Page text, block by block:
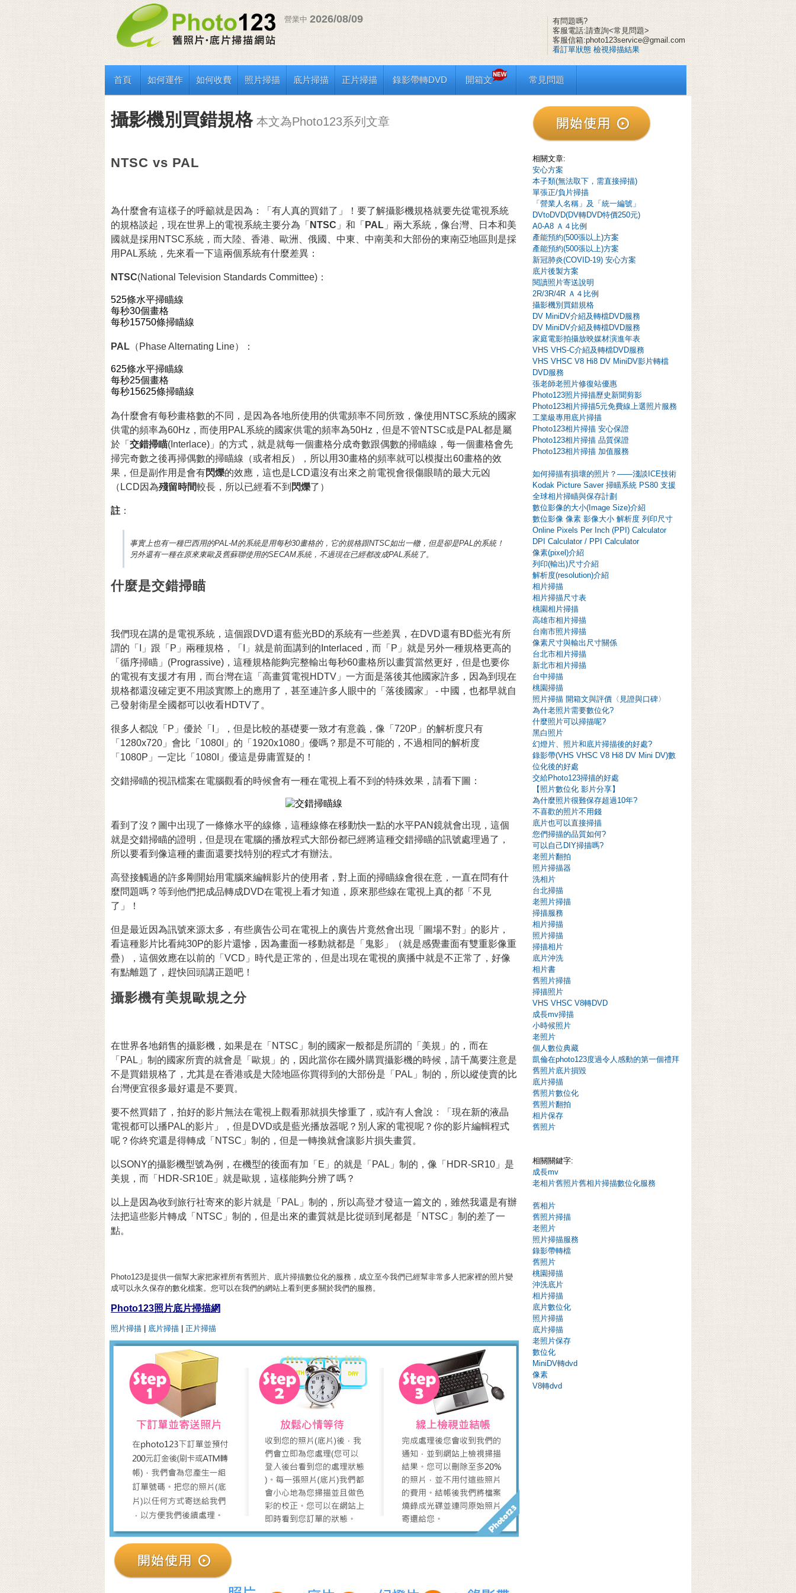
營業中 2026/08/09
有問題嗎?
客服電話:請查詢<常見問題>
客服信箱:photo123service@gmail.com
看訂單狀態 檢視掃描結果
首頁 如何運作 如何收費 照片掃描 底片掃描 正片掃描 錄影帶轉DVD 開箱文 常見問題
攝影機別買錯規格 本文為Photo123系列文章
NTSC vs PAL
為什麼會有這樣子的呼籲就是因為：「有人真的買錯了」！要了解攝影機規格就要先從電視系統
的規格談起，現在世界上的電視系統主要分為「 NTSC 」和「 PAL 」兩大系統，像台灣、日本和美
國就是採用NTSC系統，而大陸、香港、歐洲、俄國、中東、中南美和大部份的東南亞地區則是採
用PAL系統，先來看一下這兩個系統有什麼差異：
NTSC(National Television Standards Committee)：
525條水平掃瞄線
每秒30個畫格
每秒15750條掃瞄線
PAL （Phase Alternating Line）：
625條水平掃瞄線
每秒25個畫格
每秒15625條掃瞄線
為什麼會有每秒畫格數的不同，是因為各地所使用的供電頻率不同所致，像使用NTSC系統的國家
供電的頻率為60Hz，而使用PAL系統的國家供電的頻率為50Hz，但是不管NTSC或是PAL都是屬
於「 交錯掃瞄(Interlace)」的方式，就是就每一個畫格分成奇數跟偶數的掃瞄線，每一個畫格會先
掃完奇數之後再掃偶數的掃瞄線（或者相反），所以用30畫格的頻率就可以模擬出60畫格的效
果，但是副作用是會有閃爍的效應，這也是LCD還沒有出來之前電視會很傷眼睛的最大元凶
（LCD因為殘留時間較長，所以已經看不到 閃爍了）
註 ：
事實上也有一種巴西用的PAL-M的系統是用每秒30畫格的，它的規格跟NTSC如出一轍，但是卻是PAL的系統！
另外還有一種在原來東歐及舊蘇聯使用的SECAM系統，不過現在已經都改成PAL系統了。
什麼是交錯掃瞄
我們現在講的是電視系統，這個跟DVD還有藍光BD的系統有一些差異，在DVD還有BD藍光有所
謂的「I」跟「P」兩種規格，「I」就是前面講到的Interlaced，而「P」就是另外一種規格更高的
「循序掃瞄」(Prograssive)，這種規格能夠完整輸出每秒60畫格所以畫質當然更好，但是也要你
的電視有支援才有用，而台灣在這「高畫質電視HDTV」一方面是落後其他國家許多，因為到現在
規格都還沒確定更不用談實際上的應用了，甚至連許多人眼中的「落後國家」 - 中國，也都早就自
己發射衛星全國都可以收看HDTV了。
很多人都說「P」優於「I」，但是比較的基礎要一致才有意義，像「720P」的解析度只有
「1280x720」會比「1080I」的「1920x1080」優嗎？那是不可能的，不過相同的解析度
「1080P」一定比「1080I」優這是毋庸置疑的！
交錯掃瞄的視訊檔案在電腦觀看的時候會有一種在電視上看不到的特殊效果，請看下圖：
看到了沒？圖中出現了一條條水平的線條，這種線條在移動快一點的水平PAN鏡就會出現，這個
就是交錯掃瞄的證明，但是現在電腦的播放程式大部份都已經將這種交錯掃瞄的訊號處理過了，
所以要看到像這種的畫面還要找特別的程式才有辦法。
高登接觸過的許多剛開始用電腦來編輯影片的使用者，對上面的掃瞄線會很在意，一直在問有什
麼問題嗎？等到他們把成品轉成DVD在電視上看才知道，原來那些線在電視上真的都「不見
了」！
但是最近因為訊號來源太多，有些廣告公司在電視上的廣告片竟然會出現「圖場不對」的影片，
看這種影片比看純30P的影片還慘，因為畫面一移動就都是「鬼影」（就是感覺畫面有雙重影像重
疊），這個效應在以前的「VCD」時代是正常的，但是出現在電視的廣播中就是不正常了，好像
有點離題了，趕快回頭講正題吧！
攝影機有美規歐規之分
在世界各地銷售的攝影機，如果是在「NTSC」制的國家一般都是所謂的「美規」的，而在
「PAL」制的國家所賣的就會是「歐規」的，因此當你在國外購買攝影機的時候，請千萬要注意是
不是買錯規格了，尤其是在香港或是大陸地區你買得到的大部份是「PAL」制的，所以縱使賣的比
台灣便宜很多最好還是不要買。
要不然買錯了，拍好的影片無法在電視上觀看那就損失慘重了，或許有人會說：「現在新的液晶
電視都可以播PAL的影片」，但是DVD或是藍光播放器呢？別人家的電視呢？你的影片編輯程式
呢？你終究還是得轉成「NTSC」制的，但是一轉換就會讓影片損失畫質。
以SONY的攝影機型號為例，在機型的後面有加「E」的就是「PAL」制的，像「HDR-SR10」是
美規，而「HDR-SR10E」就是歐規，這樣能夠分辨了嗎？
以上是因為收到旅行社寄來的影片就是「PAL」制的，所以高登才發這一篇文的，雖然我還是有辦
法把這些影片轉成「NTSC」制的，但是出來的畫質就是比從頭到尾都是「NTSC」制的差了一
點。
Photo123是提供一個幫大家把家裡所有舊照片、底片掃描數位化的服務，成立至今我們已經幫非常多人把家裡的照片變
成可以永久保存的數化檔案。您可以在我們的網站上看到更多關於我們的服務。
Photo123照片底片掃描網
照片掃描 底片掃描 正片掃描
相關文章:
安心方案
本子類(無法取下，需直接掃描)
單張正/負片掃描
「營業人名稱」及「統一編號」
DVtoDVD(DV轉DVD特價250元)
A0-A8 Ａ４比例
產能預約(500張以上)方案
產能預約(500張以上)方案
新冠肺炎(COVID-19) 安心方案
底片後製方案
閱讀照片寄送說明
2R/3R/4R Ａ４比例
攝影機別買錯規格
DV MiniDV介紹及轉檔DVD服務
DV MiniDV介紹及轉檔DVD服務
家庭電影拍攝放映媒材演進年表
VHS VHS-C介紹及轉檔DVD服務
VHS VHSC V8 Hi8 DV MiniDV影片轉檔
DVD服務
張老師老照片修復站優惠
Photo123照片掃描歷史新聞剪影
Photo123相片掃描5元免費線上選照片服務
工業級專用底片掃描
Photo123相片掃描 安心保證
Photo123相片掃描 品質保證
Photo123相片掃描 加值服務
如何掃描有損壞的照片？——淺談ICE技術
Kodak Picture Saver 掃瞄系統 PS80 支援
全球相片掃瞄與保存計劃
數位影像的大小(Image Size)介紹
數位影像 像素 影像大小 解析度 列印尺寸
Online Pixels Per Inch (PPI) Calculator
DPI Calculator / PPI Calculator
像素(pixel)介紹
列印(輸出)尺寸介紹
解析度(resolution)介紹
相片掃描
相片掃描尺寸表
桃園相片掃描
高雄市相片掃描
台南市照片掃描
像素尺寸與輸出尺寸關係
台北市相片掃描
新北市相片掃描
台中掃描
桃園掃描
照片掃描 開箱文與評價〈見證與口碑〉
為什老照片需要數位化?
什麼照片可以掃描呢?
黑白照片
幻燈片、照片和底片掃描後的好處?
錄影帶(VHS VHSC V8 Hi8 DV Mini DV)數
位化後的好處
交給Photo123掃描的好處
【照片數位化 影片分享】
為什麼照片很難保存超過10年?
不喜歡的照片不用錢
底片也可以直接掃描
您們掃描的品質如何?
可以自己DIY掃描嗎?
老照片翻拍
照片掃描器
洗相片
台北掃描
老照片掃描
掃描服務
相片掃描
照片掃描
掃描相片
底片沖洗
相片書
舊照片掃描
掃描照片
VHS VHSC V8轉DVD
成長mv掃描
小時候照片
老照片
個人數位典藏
凱倫在photo123度過令人感動的第一個禮拜
舊照片底片損毀
底片掃描
舊照片數位化
舊照片翻拍
相片保存
舊照片
相關關鍵字:
成長mv
老相片舊照片舊相片掃描數位化服務
舊相片
舊照片掃描
老照片
照片掃描服務
錄影帶轉檔
舊照片
桃園掃描
沖洗底片
相片掃描
底片數位化
照片掃描
底片掃描
老照片保存
數位化
MiniDV轉dvd
像素
V8轉dvd